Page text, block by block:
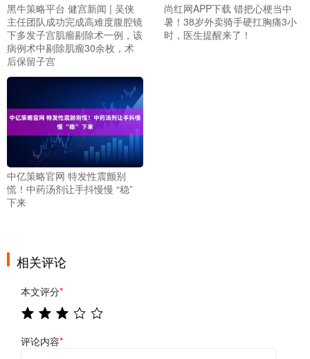
黑牛策略平台 健宫新闻 | 吴侠
主任团队成功完成高难度腹腔镜
下多发子宫肌瘤剔除术一例，该
病例术中剔除肌瘤30余枚，术
后保留子宫
尚红网APP下载 错把心梗当中
暑！38岁外卖骑手硬扛胸痛3小
时，医生提醒来了！
中亿策略官网 特发性震颤别
慌！中药汤剂让手抖慢慢 “稳”
下来
相关评论
本文评分*
评论内容*